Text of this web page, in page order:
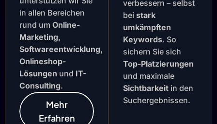
in allen Bereichen
rund um Online-
Marketing,
Softwareentwicklung,
Onlineshop-
Lösungen und IT-
Consulting.
Mehr
Erfahren
verbessern – selbst
bei stark
umkämpften
Keywords. So
sichern Sie sich
Top-Platzierungen
und maximale
Sichtbarkeit in den
Suchergebnissen.